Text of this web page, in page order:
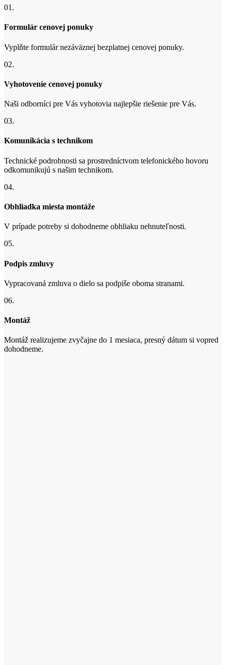
01.
Formulár cenovej ponuky
Vyplňte formulár nezáväznej bezplatnej cenovej ponuky.
02.
Vyhotovenie cenovej ponuky
Naši odborníci pre Vás vyhotovia najlepšie riešenie pre Vás.
03.
Komunikácia s technikom
Technické podrobnosti sa prostredníctvom telefonického hovoru
odkomunikujú s našim technikom.
04.
Obhliadka miesta montáže
V prípade potreby si dohodneme obhliaku nehnuteľnosti.
05.
Podpis zmluvy
Vypracovaná zmluva o dielo sa podpiše oboma stranami.
06.
Montáž
Montáž realizujeme zvyčajne do 1 mesiaca, presný dátum si vopred
dohodneme.